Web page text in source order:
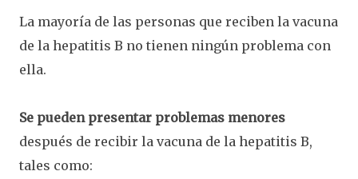
La mayoría de las personas que reciben la vacuna
de la hepatitis B no tienen ningún problema con
ella.
Se pueden presentar problemas menores
después de recibir la vacuna de la hepatitis B,
tales como: